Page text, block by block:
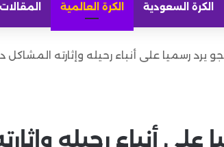
الكرة السعودية الكرة العالمية المقالات
يرد رسميا على أنباء رحيله وإثارته المشاكل
على أنباء رحيله